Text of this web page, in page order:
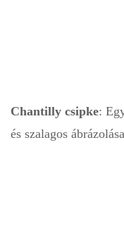
Chantilly csipke:
és szalagos